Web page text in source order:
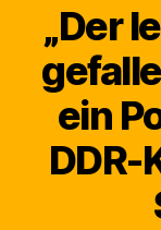
„Der
ein